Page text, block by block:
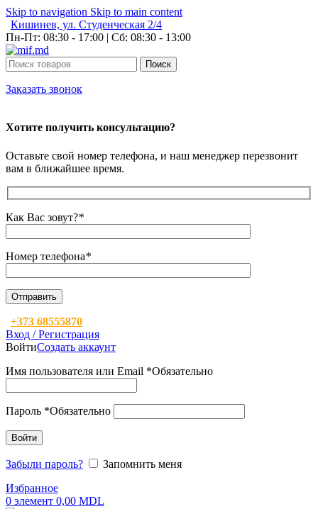
Skip to navigation Skip to main content
Кишинев, ул. Студенческая 2/4
Пн-Пт: 08:30 - 17:00 | Сб: 08:30 - 13:00
Поиск
Заказать звонок
Хотите получить консультацию?
Оставьте свой номер телефона, и наш менеджер перезвонит
вам в ближайшее время.
Как Вас зовут?*
Номер телефона*
+373 68555870
Вход / Регистрация
ВойтиСоздать аккаунт
Имя пользователя или Email *Обязательно
Пароль *Обязательно
Войти
Забыли пароль?
Запомнить меня
Избранное
0 элемент 0,00 MDL